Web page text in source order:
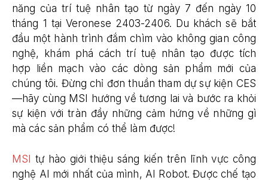
năng của trí tuệ nhân tạo từ ngày 7 đến ngày 10
tháng 1 tại Veronese 2403-2406. Du khách sẽ bắt
đầu một hành trình đắm chìm vào không gian công
nghệ, khám phá cách trí tuệ nhân tạo được tích
hợp liền mạch vào các dòng sản phẩm mới của
chúng tôi. Đừng chỉ đơn thuần tham dự sự kiện CES
—hãy cùng MSI hướng về tương lai và bước ra khỏi
sự kiện với tràn đầy những cảm hứng về những gì
mà các sản phẩm có thể làm được!
MSI tự hào giới thiệu sáng kiến trên lĩnh vực công
nghệ ​​AI mới nhất của mình, AI Robot. Được chế tạo